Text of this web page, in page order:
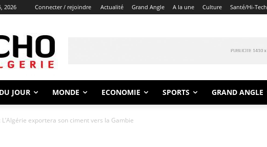
2026 Connecter / rejoindre Actualité Grand Angle A la une Culture Santé/Hi-Tech
JOUR MONDE ECONOMIE SPORTS GRAND ANGLE
exportera son ciment vers la Gambie